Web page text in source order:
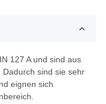
127 A und sind aus
sind sie sehr
eignen sich